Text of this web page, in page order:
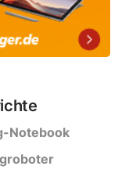
Notebook